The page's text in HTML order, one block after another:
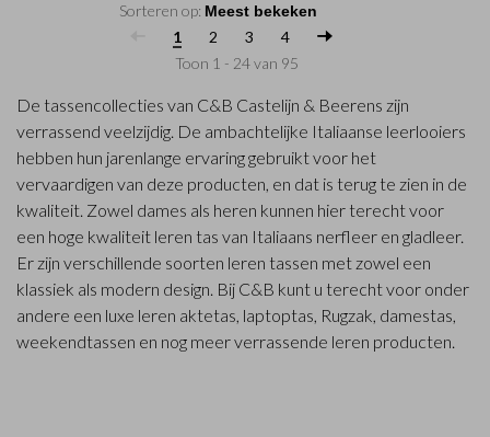
Sorteren op:
1
2 3
4
Toon 1 - 24 van 95
De tassencollecties van C&B Castelijn & Beerens zijn
verrassend veelzijdig. De ambachtelijke Italiaanse leerlooiers
hebben hun jarenlange ervaring gebruikt voor het
vervaardigen van deze producten, en dat is terug te zien in de
kwaliteit. Zowel dames als heren kunnen hier terecht voor
een hoge kwaliteit leren tas van Italiaans nerfleer en gladleer.
Er zijn verschillende soorten leren tassen met zowel een
klassiek als modern design. Bij C&B kunt u terecht voor onder
andere een luxe leren aktetas, laptoptas, Rugzak, damestas,
weekendtassen en nog meer verrassende leren producten.